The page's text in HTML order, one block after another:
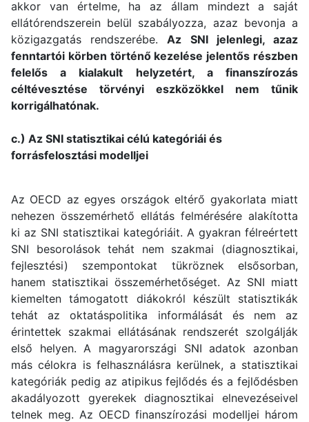
akkor van értelme, ha az állam mindezt a saját
ellátórendszerein belül szabályozza, azaz bevonja a
közigazgatás rendszerébe.Az SNI jelenlegi, azaz
fenntartói körben történő kezelése jelentős részben
felelős a kialakult helyzetért, a finanszírozás
céltévesztése törvényi eszközökkel nem tűnik
korrigálhatónak.
c.) Az SNI statisztikai célú kategóriái és
forrásfelosztási modelljei
Az OECD az egyes országok eltérő gyakorlata miatt
nehezen összemérhető ellátás felmérésére alakította
ki az SNI statisztikai kategóriáit. A gyakran félreértett
SNI besorolások tehát nem szakmai (diagnosztikai,
fejlesztési) szempontokat tükröznek elsősorban,
hanem statisztikai összemérhetőséget. Az SNI miatt
kiemelten támogatott diákokról készült statisztikák
tehát az oktatáspolitika informálását és nem az
érintettek szakmai ellátásának rendszerét szolgálják
első helyen. A magyarországi SNI adatok azonban
más célokra is felhasználásra kerülnek, a statisztikai
kategóriák pedig az atipikus fejlődés és a fejlődésben
akadályozott gyerekek diagnosztikai elnevezéseivel
telnek meg. Az OECD finanszírozási modelljei három